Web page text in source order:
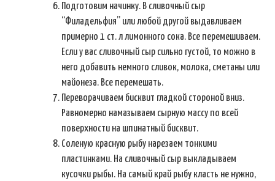
Подготовим начинку. В сливочный сыр
“Филадельфия” или любой другой выдавливаем
примерно 1 ст. л лимонного сока. Все перемешиваем.
Если у вас сливочный сыр сильно густой, то можно в
него добавить немного сливок, молока, сметаны или
майонеза. Все перемешать.
Переворачиваем бисквит гладкой стороной вниз.
Равномерно намазываем сырную массу по всей
поверхности на шпинатный бисквит.
Соленую красную рыбу нарезаем тонкими
пластинками. На сливочный сыр выкладываем
кусочки рыбы. На самый край рыбу класть не нужно,